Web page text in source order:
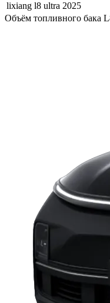
lixiang l8 ultra 2025
Объём топливного бака